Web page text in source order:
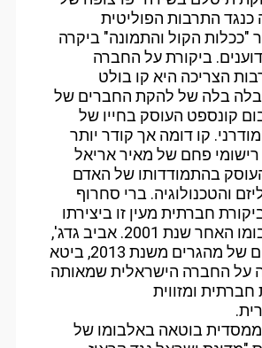
כנגד התרבות הפוליטית
"ככלות הקול והתמונה" ביקרה
ביקורת על החברה
הצריכה היא קו בולט
בלה בלה של להקת החברים של
קונספט העוסק בחייו של
קו דומה אך קודר יותר
רישומי פחם של מאיר אריאל
1995 העוסק בהתמודדותו של האדם
והטכנולוגיה. ברי סחרוף
חברתית מעין זו ביצירתו
שבלטה באלבומו האחר שנת 2001. אביב גדג',
באלבומו ילדים של מהגרים משנת 2013, ביטא
על החברה הישראלית שמאותה
חברתית ומזווית
ממסדית בוטאה באלבומו של